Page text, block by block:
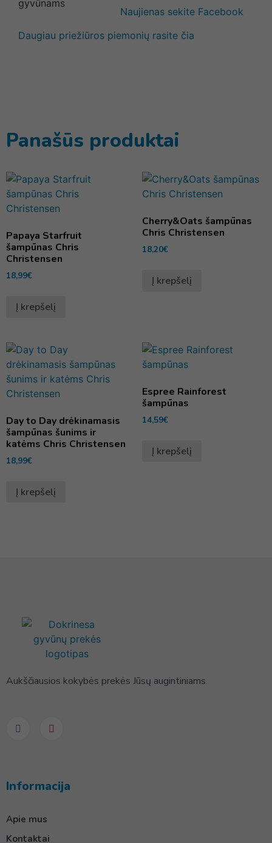
Naujienas sekite Facebook
Daugiau priežiūros piemonių rasite čia
Panašūs produktai
Papaya Starfruit
šampūnas Chris
Christensen
18,99€
Į krepšelį
Cherry&Oats šampūnas
Chris Christensen
18,20€
Į krepšelį
Day to Day drėkinamasis
šampūnas šunims ir
katėms Chris Christensen
18,99€
Į krepšelį
Espree Rainforest
šampūnas
14,59€
Į krepšelį
Aukščiausios kokybės prekės Jūsų augintiniams.
Informacija
Apie mus
Kontaktai